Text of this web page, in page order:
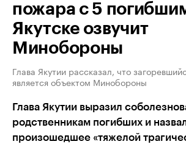
пожара с 5
Якутске озвучит
Минобороны
Глава Якутии рассказал, что
является объектом Минобороны
Глава Якутии выразил
родственникам погибших и
произошедшее «тяжелой